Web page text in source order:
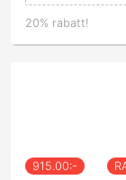
20% rabatt!
915.00:-